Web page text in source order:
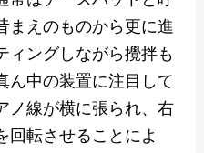
まえのものから更に進
ィングしながら攪拌も
ん中の装置に注目して
ノ線が横に張られ、右
回転させることによ